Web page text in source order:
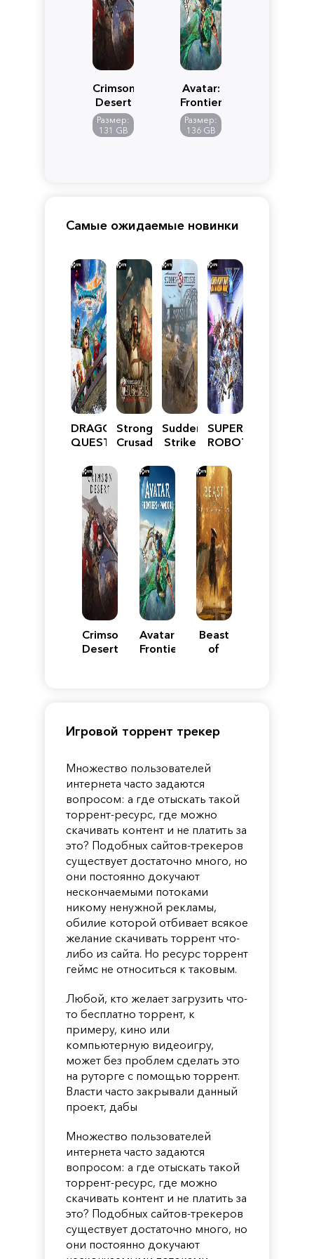
Crimson
Desert
Размер:
131 GB
Avatar:
Frontiers
of
Pandora
Размер:
136 GB
Самые ожидаемые новинки
DRAGON
QUEST
Reimagined
Stronghold
Crusader:
Edition
Sudden
Strike
SUPER
ROBOT
Y
Crimson
Desert
Avatar:
Frontiers
Beast
of
Игровой торрент трекер
Множество пользователей
интернета часто задаются
вопросом: а где отыскать такой
торрент-ресурс, где можно
скачивать контент и не платить за
это? Подобных сайтов-трекеров
существует достаточно много, но
они постоянно докучают
нескончаемыми потоками
никому ненужной рекламы,
обилие которой отбивает всякое
желание скачивать торрент что-
либо из сайта. Но ресурс торрент
геймс не относиться к таковым.
Любой, кто желает загрузить что-
то бесплатно торрент, к
примеру, кино или
компьютерную видеоигру,
может без проблем сделать это
на руторге с помощью торрент.
Власти часто закрывали данный
проект, дабы
Множество пользователей
интернета часто задаются
вопросом: а где отыскать такой
торрент-ресурс, где можно
скачивать контент и не платить за
это? Подобных сайтов-трекеров
существует достаточно много, но
они постоянно докучают